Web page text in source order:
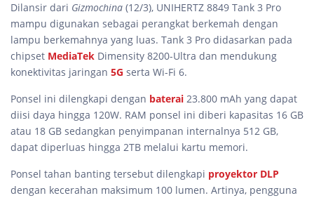
Dilansir dari Gizmochina (12/3), UNIHERTZ 8849 Tank 3 Pro
mampu digunakan sebagai perangkat berkemah dengan
lampu berkemahnya yang luas. Tank 3 Pro didasarkan pada
chipset MediaTek Dimensity 8200-Ultra dan mendukung
konektivitas jaringan 5G serta Wi-Fi 6.
Ponsel ini dilengkapi dengan baterai 23.800 mAh yang dapat
diisi daya hingga 120W. RAM ponsel ini diberi kapasitas 16 GB
atau 18 GB sedangkan penyimpanan internalnya 512 GB,
dapat diperluas hingga 2TB melalui kartu memori.
Ponsel tahan banting tersebut dilengkapi proyektor DLP
dengan kecerahan maksimum 100 lumen. Artinya, pengguna